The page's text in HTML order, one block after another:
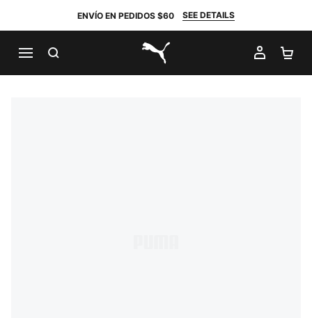
ENVÍO EN PEDIDOS $60 SEE DETAILS
PUMA.com
MI